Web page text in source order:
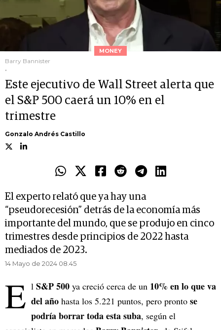
MONEY
Barry Bannister
.
Este ejecutivo de Wall Street alerta que
el S&P 500 caerá un 10% en el
trimestre
Gonzalo Andrés Castillo
El experto relató que ya hay una
“pseudorecesión” detrás de la economía más
importante del mundo, que se produjo en cinco
trimestres desde principios de 2022 hasta
mediados de 2023.
14 Mayo de 2024 08.45
E l S&P 500 ya creció cerca de un 10% en lo que va
del año hasta los 5.221 puntos, pero pronto se
podría borrar toda esta suba, según el